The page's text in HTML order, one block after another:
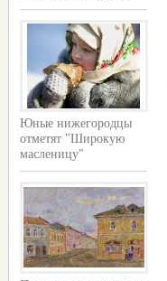
Юные нижегородцы
отметят "Широкую
масленицу"